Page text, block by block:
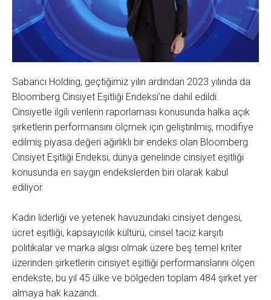
Sabancı Holding, geçtiğimiz yılın ardından 2023 yılında da
Bloomberg Cinsiyet Eşitliği Endeksi’ne dahil edildi.
Cinsiyetle ilgili verilerin raporlaması konusunda halka açık
şirketlerin performansını ölçmek için geliştirilmiş, modifiye
edilmiş piyasa değeri ağırlıklı bir endeks olan Bloomberg
Cinsiyet Eşitliği Endeksi, dünya genelinde cinsiyet eşitliği
konusunda en saygın endekslerden biri olarak kabul
ediliyor.
Kadın liderliği ve yetenek havuzundaki cinsiyet dengesi,
ücret eşitliği, kapsayıcılık kültürü, cinsel taciz karşıtı
politikalar ve marka algısı olmak üzere beş temel kriter
üzerinden şirketlerin cinsiyet eşitliği performanslarını ölçen
endekste, bu yıl 45 ülke ve bölgeden toplam 484 şirket yer
almaya hak kazandı.